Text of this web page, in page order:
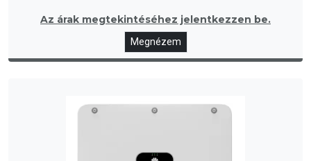
Az árak megtekintéséhez jelentkezzen be.
Megnézem